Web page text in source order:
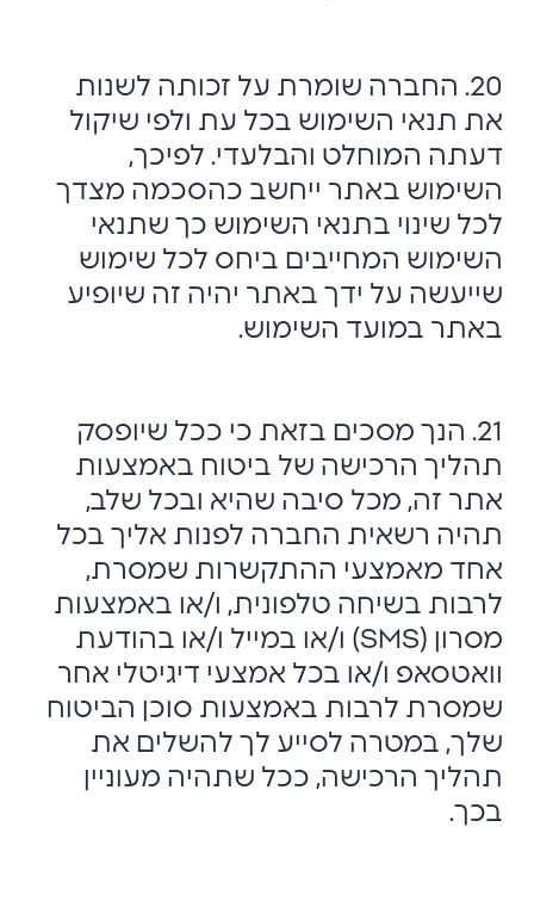
20. החברה שומרת על זכותה לשנות
את תנאי השימוש בכל עת ולפי שיקול
דעתה המוחלט והבלעדי. לפיכך,
השימוש באתר ייחשב כהסכמה מצדך
לכל שינוי בתנאי השימוש כך שתנאי
השימוש המחייבים ביחס לכל שימוש
שייעשה על ידך באתר יהיה זה שיופיע
באתר במועד השימוש.
21. הנך מסכים בזאת כי ככל שיופסק
תהליך הרכישה של ביטוח באמצעות
אתר זה, מכל סיבה שהיא ובכל שלב,
תהיה רשאית החברה לפנות אליך בכל
אחד מאמצעי ההתקשרות שמסרת,
לרבות בשיחה טלפונית, ו/או באמצעות
מסרון (SMS) ו/או במייל ו/או בהודעת
וואטסאפ ו/או בכל אמצעי דיגיטלי אחר
שמסרת לרבות באמצעות סוכן הביטוח
שלך, במטרה לסייע לך להשלים את
תהליך הרכישה, ככל שתהיה מעוניין
בכך.